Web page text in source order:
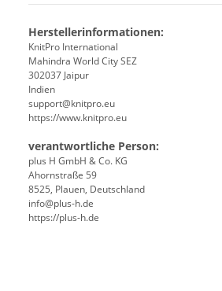
Herstellerinformationen:
KnitPro International
Mahindra World City SEZ
302037 Jaipur
Indien
support@knitpro.eu
https://www.knitpro.eu
verantwortliche Person:
plus H GmbH & Co. KG
Ahornstraße 59
8525, Plauen, Deutschland
info@plus-h.de
https://plus-h.de